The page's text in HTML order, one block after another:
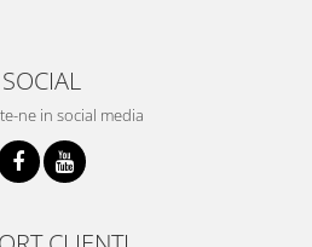
SOCIAL
ne in social media